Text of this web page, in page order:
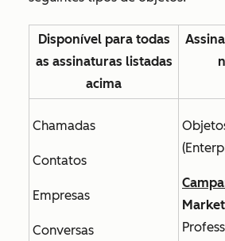
Disponível para todas
as assinaturas listadas
acima
Chamadas
Contatos
Empresas
Conversas
(